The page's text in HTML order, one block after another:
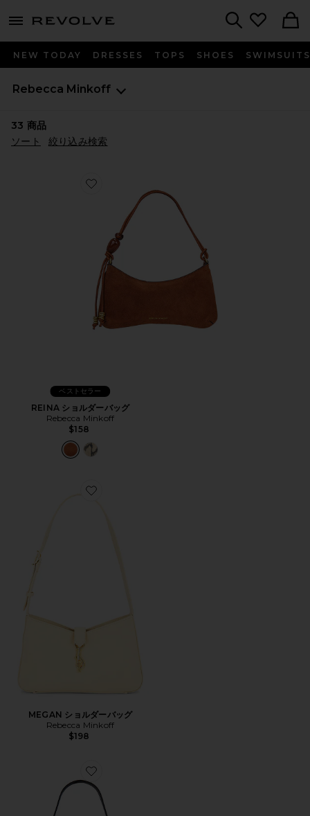
menu - shows more content
NEW TODAY DRESSES TOPS SHOES SWIMSUITS
Rebecca Minkoff
33 商品
ソート
絞り込み検索
Favorite REINA ショルダーバッグ
ベストセラー
REINA ショルダーバッグ
Rebecca Minkoff
$158
Favorite MEGAN ショルダーバッグ
MEGAN ショルダーバッグ
Rebecca Minkoff
$198
Favorite MEGAN ショルダーバッグ